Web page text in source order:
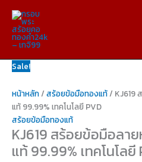
content
Sale!
หน้าหลัก/ สร้อยข้อมือทองแท้/ KJ619
แท้ 99.99% เทคโนโลยี PVD
สร้อยข้อมือทองแท้
KJ619 สร้อยข้อมือลา
แท้ 99.99% เทคโนโลยี
KJ619
สร้อย
ข้อ
มือ
ลาย
2
สลึง
ทองคำ
แท้
99.99%